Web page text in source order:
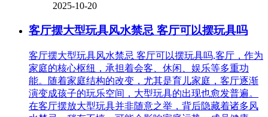
2025-10-20
客厅摆大型玩具风水禁忌 客厅可以摆玩具吗
客厅摆大型玩具风水禁忌 客厅可以摆玩具吗,客厅，作为
家庭的核心枢纽，承担着会客、休闲、娱乐等多重功
能。随着家庭结构的改变，尤其是育儿家庭，客厅逐渐
演变成孩子的玩乐空间，大型玩具的出现也愈发普遍。
在客厅摆放大型玩具并非随意之举，背后隐藏着诸多风